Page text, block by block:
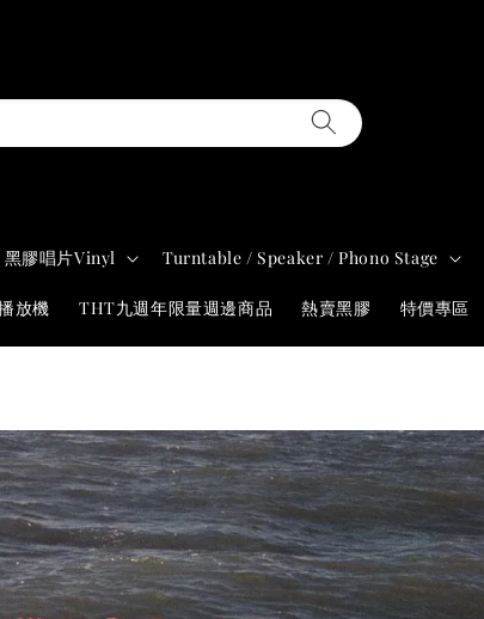
黑膠唱片Vinyl Turntable / Speaker / Phono Stage
放機 THT九週年限量週邊商品 熱賣黑膠 特價專區